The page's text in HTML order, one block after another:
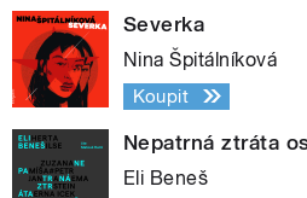
Severka
Nina Špitálníková
Koupit
Nepatrná ztráta
Eli Beneš